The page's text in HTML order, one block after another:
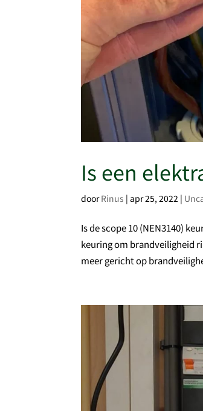
Is een
doorRinus |apr 25, 2022 |
Is de scope 10 (NEN3140)
keuring om brandveiligheid
meer gericht op